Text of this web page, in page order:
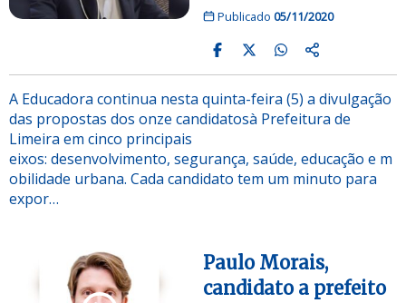
Publicado 05/11/2020
A Educadora continua nesta quinta-feira (5) a divulgação
das propostas dos onze candidatosà Prefeitura de
Limeira em cinco principais
eixos: desenvolvimento, segurança, saúde, educação e m
obilidade urbana. Cada candidato tem um minuto para
expor…
Paulo Morais,
candidato a prefeito